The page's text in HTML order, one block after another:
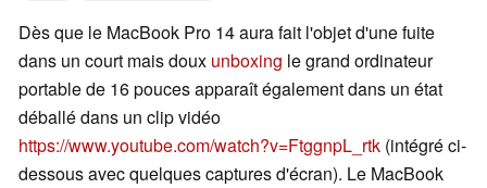
Dès que le MacBook Pro 14 aura fait l'objet d'une fuite
dans un court mais doux unboxing le grand ordinateur
portable de 16 pouces apparaît également dans un état
déballé dans un clip vidéo
https://www.youtube.com/watch?v=FtggnpL_rtk (intégré ci-
dessous avec quelques captures d'écran). Le MacBook